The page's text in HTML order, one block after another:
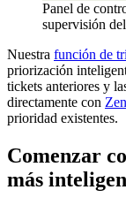
Panel de
supervisión
Nuestra función de
priorización
tickets anteriores y
directamente con
prioridad existentes.
Comenzar
más